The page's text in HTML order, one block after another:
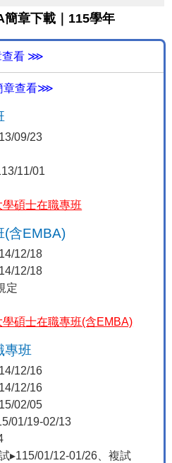
章下載｜115學年
查看 ⋙
章查看⋙
09/23
11/01
碩士在職專班
(含EMBA)
12/18
12/18
定
碩士在職專班(含EMBA)
專班
12/16
12/16
02/05
01/19-02/13
▸115/01/12-01/26、複試